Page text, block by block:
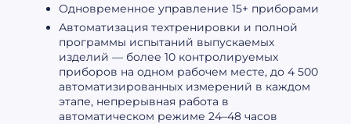
Одновременное управление 15+ приборами
Автоматизация техтренировки и полной
программы испытаний выпускаемых
изделий — более 10 контролируемых
приборов на одном рабочем месте, до 4 500
автоматизированных измерений в каждом
этапе, непрерывная работа в
автоматическом режиме 24–48 часов